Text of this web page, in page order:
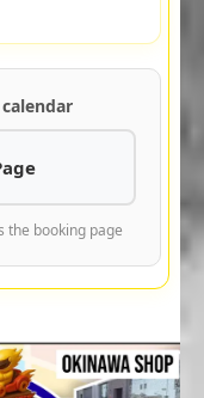
the booking page